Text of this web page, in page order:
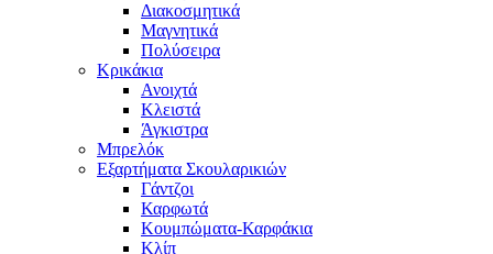
Διακοσμητικά
Μαγνητικά
Πολύσειρα
Κρικάκια
Ανοιχτά
Κλειστά
Άγκιστρα
Μπρελόκ
Εξαρτήματα Σκουλαρικιών
Γάντζοι
Καρφωτά
Κουμπώματα-Καρφάκια
Κλίπ